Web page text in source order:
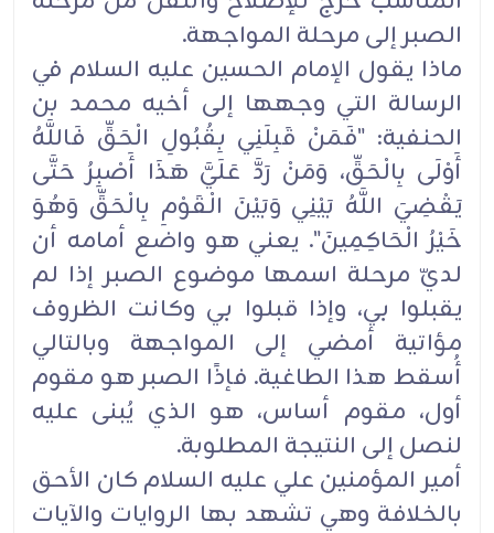
الصبر إلى مرحلة المواجهة.
ماذا يقول الإمام الحسين عليه السلام في
الرسالة التي وجهها إلى أخيه محمد بن
الحنفية: "فَمَنْ قَبِلَنِي بِقُبُولِ الْحَقِّ فَاللَّهُ
أَوْلَى بِالْحَقِّ، وَمَنْ رَدَّ عَلَيَّ هَذَا أَصْبِرُ حَتَّى
يَقْضِيَ اللَّهُ بَيْنِي وَبَيْنَ الْقَوْمِ بِالْحَقِّ وَهُوَ
خَيْرُ الْحَاكِمِينَ". يعني هو واضع أمامه أن
لديّ مرحلة اسمها موضوع الصبر إذا لم
يقبلوا بي، وإذا قبلوا بي وكانت الظروف
مؤاتية أمضي إلى المواجهة وبالتالي
أُسقط هذا الطاغية. فإذًا الصبر هو مقوم
أول، مقوم أساس، هو الذي يُبنى عليه
لنصل إلى النتيجة المطلوبة.
أمير المؤمنين علي عليه السلام كان الأحق
بالخلافة وهي تشهد بها الروايات والآيات